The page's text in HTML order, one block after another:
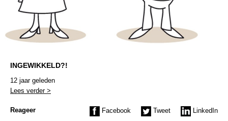
INGEWIKKELD?!
12 jaar geleden
Lees verder >
Reageer Facebook Tweet LinkedIn